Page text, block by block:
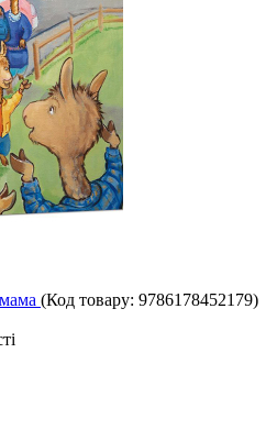
(Код товару: 9786178452179)